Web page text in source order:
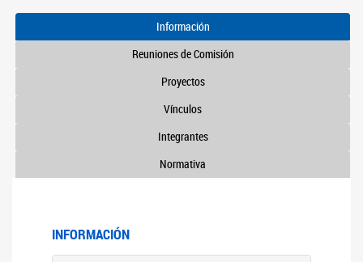
Información
Reuniones de Comisión
Proyectos
Vínculos
Integrantes
Normativa
INFORMACIÓN